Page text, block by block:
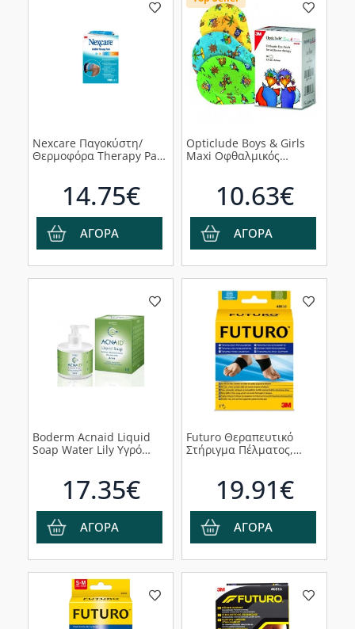
Nexcare Παγοκύστη/
Θερμοφόρα Therapy Pack
14.75€
ΑΓΟΡΑ
Opticlude Boys & Girls
Maxi Οφθαλμικός
10.63€
ΑΓΟΡΑ
Boderm Acnaid Liquid
Soap Water Lily Υγρό
17.35€
ΑΓΟΡΑ
Futuro Θεραπευτικό
Στήριγμα Πέλματος,
19.91€
ΑΓΟΡΑ